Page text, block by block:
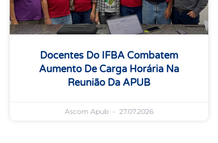
Docentes Do IFBA Combatem
Aumento De Carga Horária Na
Reunião Da APUB
Ascom Apub 27.07.2026